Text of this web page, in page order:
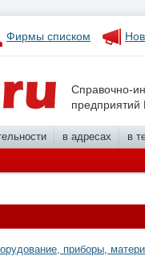
Фирмы списком
Справочно-
предприятий
в адресах в
приборы,